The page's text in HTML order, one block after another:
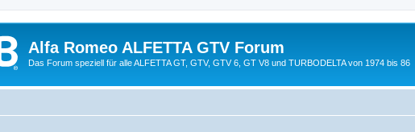
Alfa Romeo ALFETTA GTV Forum
Das Forum speziell für alle ALFETTA GT, GTV, GTV 6, GT V8 und TURBODELTA von 1974 bis 86